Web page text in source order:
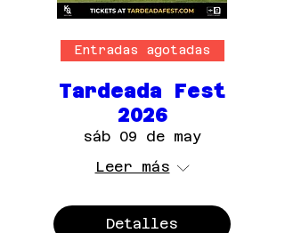
Entradas agotadas
Tardeada Fest
2026
sáb 09 de may
Leer más
Detalles